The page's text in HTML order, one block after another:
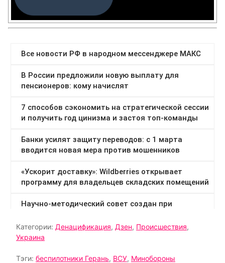
Категории: Денацификация, Дзен, Происшествия,
Украина
Тэги: беспилотники Герань, ВСУ, Минобороны